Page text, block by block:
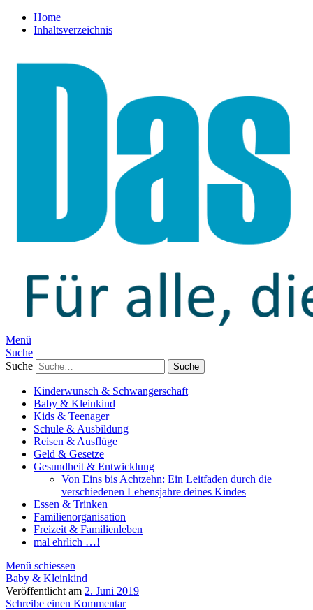
Home
Inhaltsverzeichnis
Menü
Suche
Suche
Kinderwunsch & Schwangerschaft
Baby & Kleinkind
Kids & Teenager
Schule & Ausbildung
Reisen & Ausflüge
Geld & Gesetze
Gesundheit & Entwicklung
Von Eins bis Achtzehn: Ein Leitfaden durch die
verschiedenen Lebensjahre deines Kindes
Essen & Trinken
Familienorganisation
Freizeit & Familienleben
mal ehrlich …!
Menü schiessen
Baby & Kleinkind
Veröffentlicht am 2. Juni 2019
Schreibe einen Kommentar